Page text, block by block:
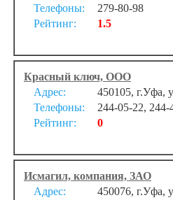
Телефоны:
279-80-98
Рейтинг:
1.5
Красный ключ, ООО
Адрес:
450105, г.Уфа,
Телефоны:
244-05-22, 244-
Рейтинг:
0
Исмагил, компания, ЗАО
Адрес:
450076, г.Уфа,